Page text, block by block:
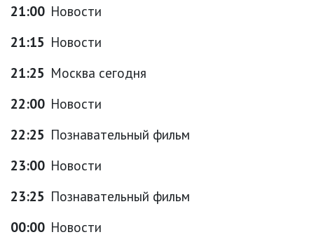
21:00 Новости
21:15 Новости
21:25 Москва сегодня
22:00 Новости
22:25 Познавательный фильм
23:00 Новости
23:25 Познавательный фильм
00:00 Новости